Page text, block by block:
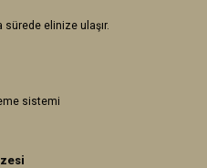
sürede elinize ulaşır.
sistemi